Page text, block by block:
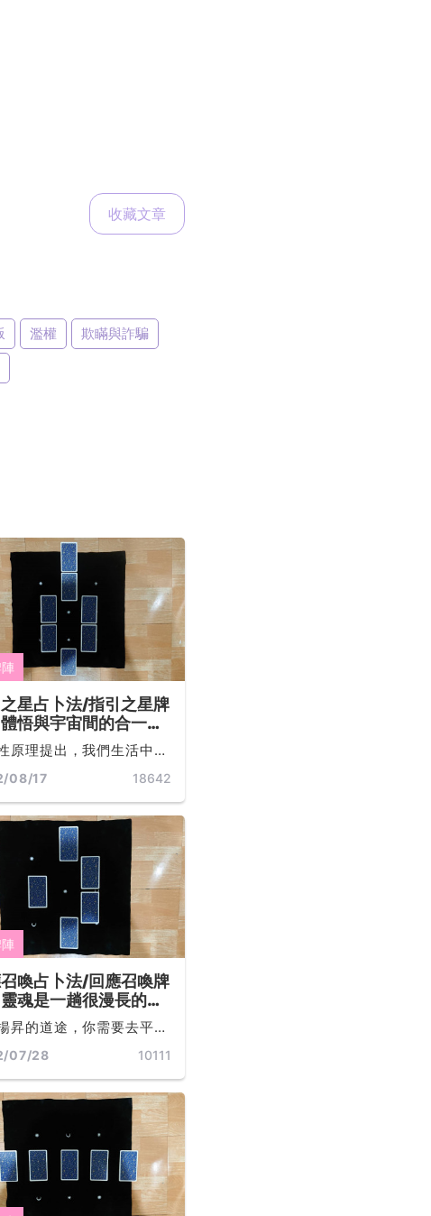
收藏文章
濫權
欺瞞與詐騙
星占卜法/指引之星牌
悟與宇宙間的合一、
我天賦，完成此生靈
... ...
原理提出，我們生活中的
合，與我們感覺到神奇和
而是我們每個人內在的心
狀態與外界的事物變化共同
發展出來的一系列連鎖反
致... ...
08/17 18642
喚占卜法/回應召喚牌
魂是一趟很漫長的旅
你與生俱來的勇氣和
探索生命吧！
昇的道途，你需要去平衡
前轉世經驗的因果業力，
層面上自我淨化，學習靜
聽來自宇宙源頭的回應...
07/28 10111